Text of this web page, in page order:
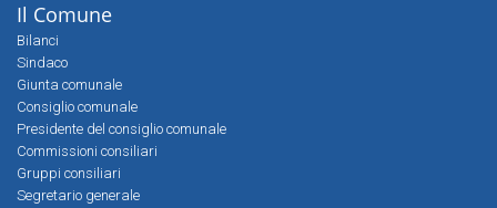
Il Comune
Bilanci
Sindaco
Giunta comunale
Consiglio comunale
Presidente del consiglio comunale
Commissioni consiliari
Gruppi consiliari
Segretario generale